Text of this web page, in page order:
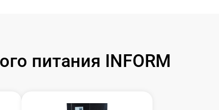
питания INFORM